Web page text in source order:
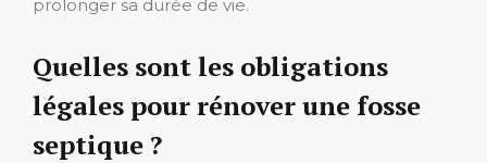
prolonger sa durée de vie.
Quelles sont les obligations
légales pour rénover une fosse
septique ?